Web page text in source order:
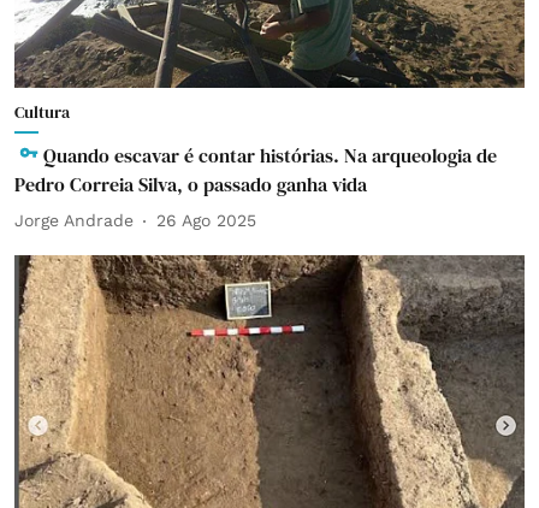
Cultura
Quando escavar é contar histórias. Na arqueologia de
Pedro Correia Silva, o passado ganha vida
Jorge Andrade 26 Ago 2025